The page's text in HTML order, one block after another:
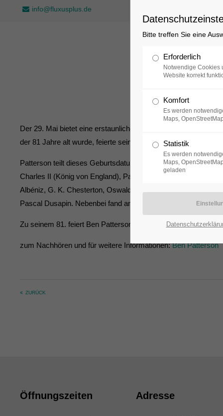
info@fluxusplus.de
Sammlung
Der 29. Mai bietet eine erstaunliche Ansammlung von
der 81 Jahre alt wurde, feierte seine Mitgeburtstagskinder in
Patterson teilt dieses Geburtsdatum mit einer erstaunlichen
Charles II (König von England), Patrick Henry
Albéniz, G. K. Chesterton, Oswald Spengler, Erich Wolfgang
Pascal Dusapin. Nebenbei fand am 29. Mai 1913 die
Zu seinem 81. feiert Ben Patterson seine
zum Nachhören und für weitere Informationen:Ben Patterson
ZURÜCK
Öffnungszeiten Adresse
Bitte treffen Sie eine
Erforderlich
Notwendige Cookies
Website korrekt
Komfort
Es werden
Maps,
Statistik
Es werden
Maps,
geladen